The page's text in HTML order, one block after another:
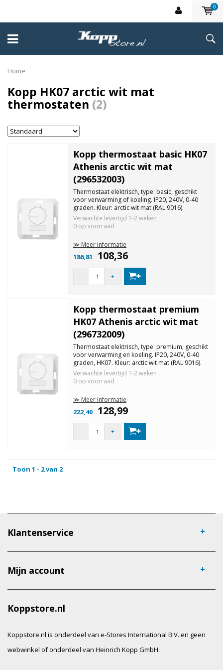
0
Home
Kopp HK07 arctic wit mat
thermostaten (2)
Kopp thermostaat basic HK07
Athenis arctic wit mat
(296532003)
Thermostaat elektrisch, type: basic, geschikt
voor verwarming of koeling. IP20, 240V, 0-40
graden. Kleur: arctic wit mat (RAL 9016).
Verwachte levertijd 1-2 weken
0 op voorraad
≫ Meer informatie
186,81 108,36
- +
Kopp thermostaat premium
HK07 Athenis arctic wit mat
(296732009)
Thermostaat elektrisch, type: premium, geschikt
voor verwarming en koeling. IP20, 240V, 0-40
graden, HK07. Kleur: arctic wit mat (RAL 9016).
Verwachte levertijd 1-2 weken
0 op voorraad
≫ Meer informatie
222,40 128,99
- +
Toon 1 - 2 van 2
Klantenservice
Mijn account
Koppstore.nl
Koppstore.nl is onderdeel van e-Stores International B.V. en geen
webwinkel of onderdeel van Heinrich Kopp GmbH.